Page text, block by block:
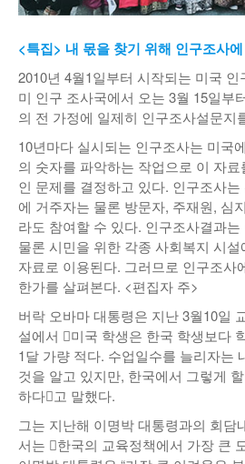
낚시/비치
골프
<특집> 내 몫을 찾기 위해 인구조사
2010년 4월1일부터 시작되는 미국
미 인구 조사국에서 오는 3월 15일부
의 전 가정에 일제히 인구조사설문지
10년마다 실시되는 인구조사는 미국
의 숫자를 파악하는 작업으로 이 자
인 문제를 결정하고 있다. 인구조사
에 거주자는 물론 방문자, 주재원, 심
라도 참여할 수 있다. 인구조사결과
물론 시민을 위한 각종 사회복지 시
자료로 이용된다. 그러므로 인구조사
한가를 살펴본다. <편집자 주>
버락 오바마 대통령은 지난 3월10일
설에서 󰡒미국 학생은 한국 학생보다
1달 가량 적다. 수업일수를 늘리자는
것을 알고 있지만, 한국에서 그렇게
하다󰡓고 말했다.
그는 지난해 이명박 대통령과의 회담
서는 󰡒한국의 교육정책에서 가장 큰